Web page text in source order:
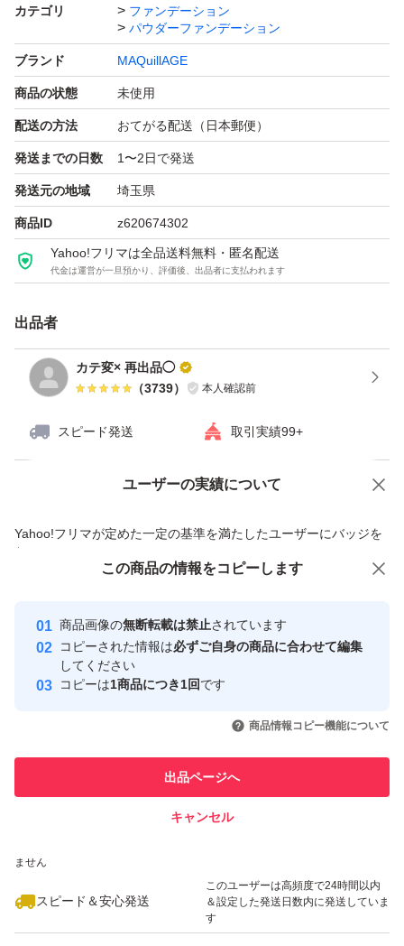
カテゴリ
ファンデーション
パウダーファンデーション
ブランド MAQuillAGE
商品の状態 未使用
配送の方法 おてがる配送（日本郵便）
発送までの日数 1〜2日で発送
発送元の地域 埼玉県
商品ID z620674302
Yahoo!フリマは全品送料無料・匿名配送
代金は運営が一旦預かり、評価後、出品者に支払われます
出品者
カテ変× 再出品◯
（3739） 本人確認前
スピード発送 取引実績99+
ユーザーの実績について
Yahoo!フリマが定めた一定の基準を満たしたユーザーにバッジを
付与しています
安心取引出品者
心・安全なユーザーです
取引実績
引を完了させた実績があります
での取引実績があります
ません
スピード＆安心発送
このユーザーは高頻度で24時間以内
＆設定した発送日数内に発送していま
す
価格の相談 商品への質問
この商品の情報をコピーします
商品画像の無断転載は禁止されています
コピーされた情報は必ずご自身の商品に合わせて編集
してください
コピーは1商品につき1回です
商品情報コピー機能について
出品ページへ
キャンセル
この商品をみている人にオススメ